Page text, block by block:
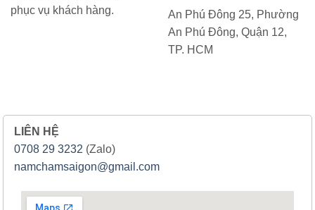
phục vụ khách hàng.
An Phú Đông 25, Phường
An Phú Đông, Quận 12,
TP. HCM
LIÊN HỆ
0708 29 3232 (Zalo)
namchamsaigon@gmail.com